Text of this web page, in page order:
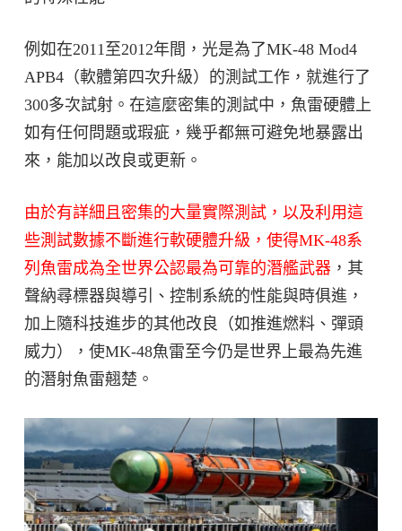
例如在2011至2012年間，光是為了MK-48 Mod4
APB4（軟體第四次升級）的測試工作，就進行了
300多次試射。在這麼密集的測試中，魚雷硬體上
如有任何問題或瑕疵，幾乎都無可避免地暴露出
來，能加以改良或更新。
由於有詳細且密集的大量實際測試，以及利用這
些測試數據不斷進行軟硬體升級，使得MK-48系
列魚雷成為全世界公認最為可靠的潛艦武器 ，其
聲納尋標器與導引、控制系統的性能與時俱進，
加上隨科技進步的其他改良（如推進燃料、彈頭
威力），使MK-48魚雷至今仍是世界上最為先進
的潛射魚雷翹楚。